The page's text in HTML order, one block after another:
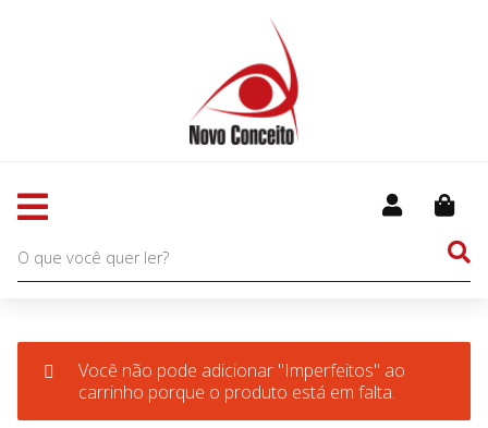
Você não pode adicionar "Imperfeitos" ao
carrinho porque o produto está em falta.